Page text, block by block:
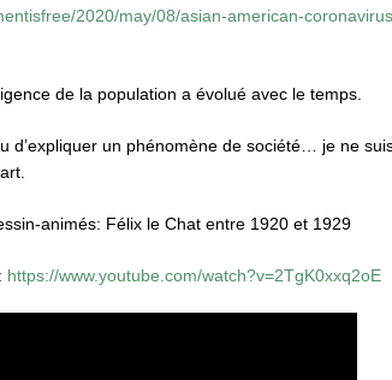
2020/may/08/asian-american-
de la population a évolué avec le temps.
d’expliquer un phénomène de société… je ne
animés: Félix le Chat entre 1920 et 1929
https://www.youtube.com/watch?v=2TgK0xxq2oE